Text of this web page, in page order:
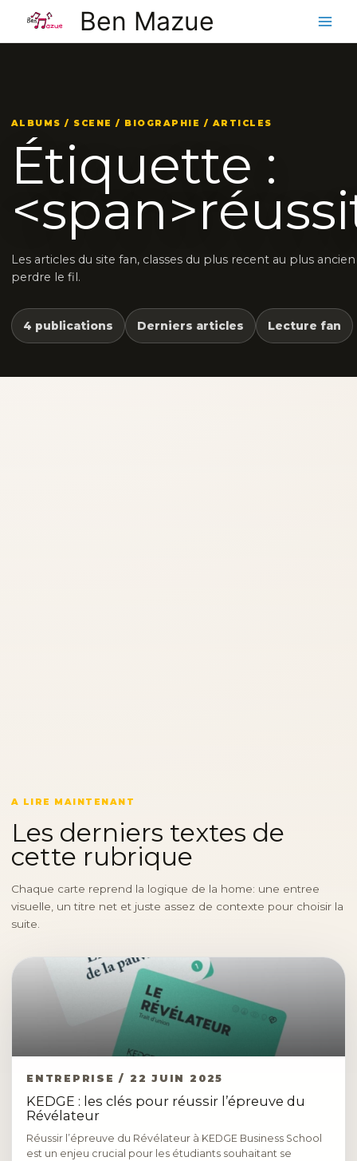
contenu
Ben Mazue
ALBUMS / SCENE / BIOGRAPHIE / ARTICLES
Étiquette :
Les articles du site fan, classes du plus recent au plus
perdre le fil.
4 publications Derniers articles Lecture fan
A LIRE MAINTENANT
Les derniers textes de
cette rubrique
Chaque carte reprend la logique de la home: une entree
visuelle, un titre net et juste assez de contexte pour choisir la
suite.
ENTREPRISE / 22 JUIN 2025
KEDGE : les clés pour réussir l’épreuve du
Révélateur
Réussir l’épreuve du Révélateur à KEDGE Business School
est un enjeu crucial pour les étudiants souhaitant se